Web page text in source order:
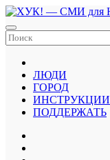
Перейти
к
содержанию
ЛЮДИ
ГОРОД
ИНСТРУКЦИИ
ПОДДЕРЖАТЬ